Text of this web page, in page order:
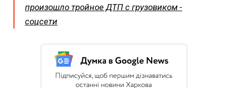
произошло тройное ДТП с грузовиком -
соцсети